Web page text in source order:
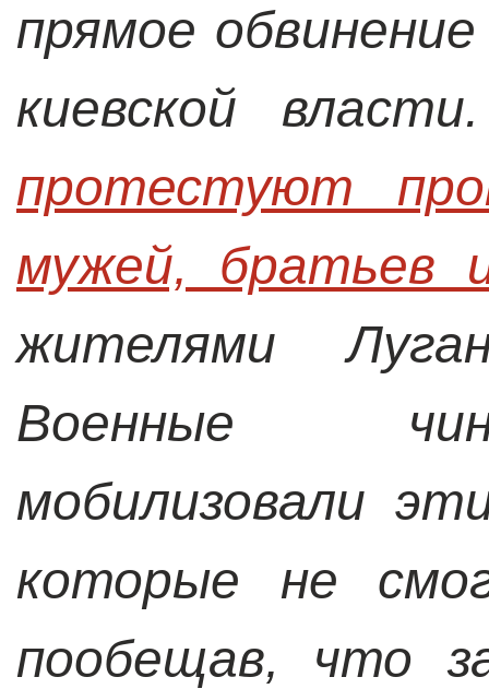
прямое
киевской
протестуют
мужей, братьев
жителями
Военные
мобилизовали
которые не
пообещав, что